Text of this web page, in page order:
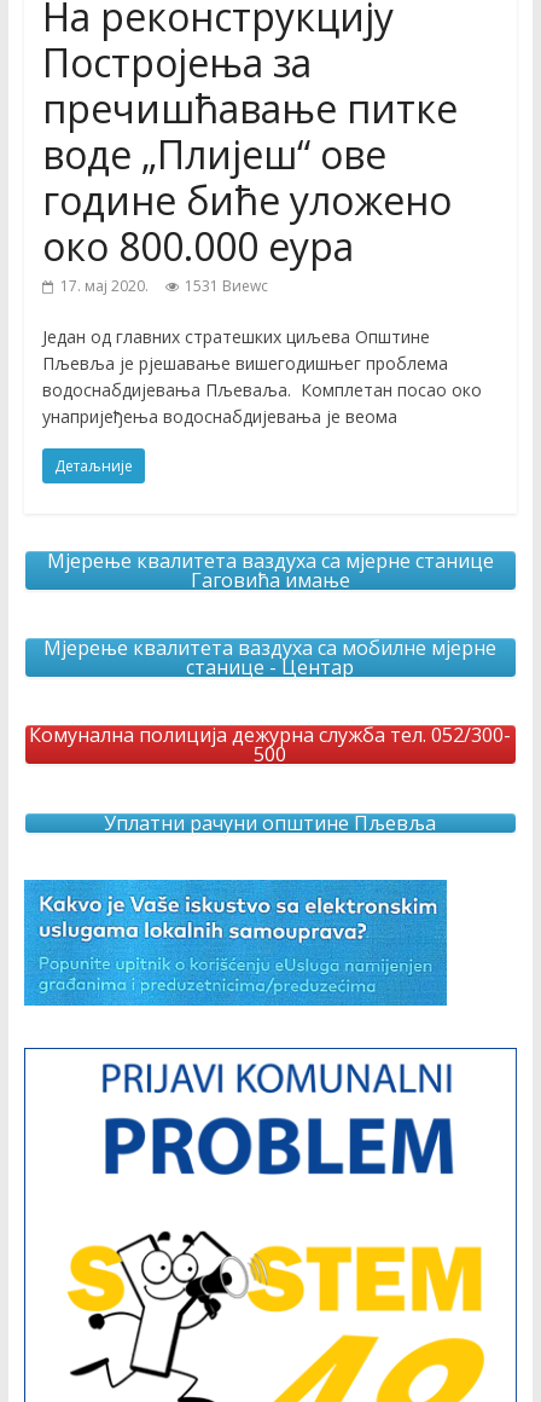
На реконструкцију
Постројења за
пречишћавање питке
воде „Плијеш“ ове
године биће уложено
око 800.000 еура
17. мај 2020. 1531 Виеwс
Један од главних стратешких циљева Општине
Пљевља је рјешавање вишегодишњег проблема
водоснабдијевања Пљеваља. Комплетан посао око
унапријеђења водоснабдијевања је веома
Детаљније
Мјерење квалитета ваздуха са мјерне станице
Гаговића имање
Мјерење квалитета ваздуха са мобилне мјерне
станице - Центар
Комунална полиција дежурна служба тел. 052/300-
500
Уплатни рачуни општине Пљевља